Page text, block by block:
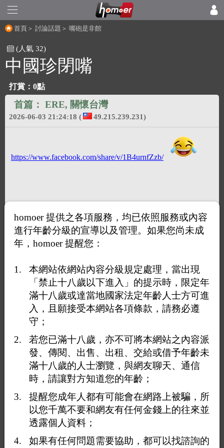
首頁 ＞ 討論話題 ＞ 嘴砲是非館
(人氣 32)
中國珍閉嘴
打賞： 0點
首篇： ERE, 關懷台灣
2026-06-03 21:24:18 ( 49.215.239.231)
https://www.facebook.com/share/v/1B4urnfZzb/
homoer 提供之各項服務，均已依照服務或內容
進行年齡分級的宣導以及管理。如果您尚未成
年，homoer 提醒您：
本網站依網站內容分級規定處理，當出現
「禁止十八歲以下進入」的提示時，限定年
滿十八歲或達當地國家法定年齡人士方可進
入，且願接受本網站各項條款，請務必遵
守；
若您已滿十八歲，亦不可將本網站之內容派
發、傳閱、出售、出租、交給或借予年齡未
滿十八歲的人士瀏覽，與網友聊天、通信
時，請讓對方知道您的年齡；
提醒您成年人都有可能會在網路上被騙，所
以您千萬不要和網友有任何金錢上的往來並
透露個人資料；
如果有任何問題需要協助，都可以找諮詢的